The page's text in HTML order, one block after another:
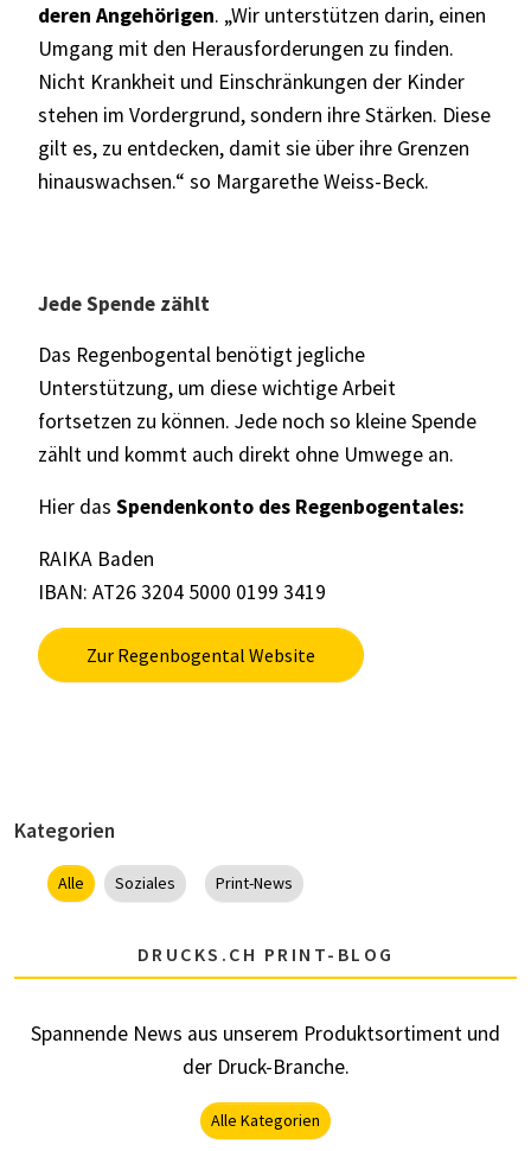
deren Angehörigen. „Wir unterstützen darin, einen
Umgang mit den Herausforderungen zu finden.
Nicht Krankheit und Einschränkungen der Kinder
stehen im Vordergrund, sondern ihre Stärken. Diese
gilt es, zu entdecken, damit sie über ihre Grenzen
hinauswachsen.“ so Margarethe Weiss-Beck.
Jede Spende zählt
Das Regenbogental benötigt jegliche
Unterstützung, um diese wichtige Arbeit
fortsetzen zu können. Jede noch so kleine Spende
zählt und kommt auch direkt ohne Umwege an.
Hier das Spendenkonto des Regenbogentales:
RAIKA Baden
IBAN: AT26 3204 5000 0199 3419
Zur Regenbogental Website
Kategorien
Alle Soziales Print-News
DRUCKS.CH PRINT-BLOG
Spannende News aus unserem Produktsortiment und
der Druck-Branche.
Alle Kategorien